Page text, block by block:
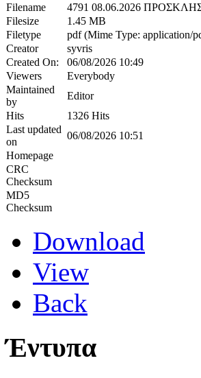
Filename
4791 08.06.2026
Filesize
1.45 MB
Filetype
pdf (Mime Type: application/
Creator
syvris
Created On:
06/08/2026 10:49
Viewers
Everybody
Maintained
by
Editor
Hits
1326 Hits
Last updated
on
06/08/2026 10:51
Homepage
CRC
Checksum
MD5
Checksum
Download
View
Back
Έντυπα